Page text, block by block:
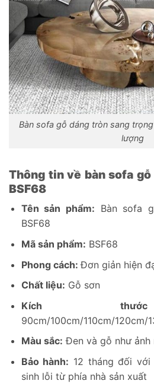
Bàn sofa gỗ dáng tròn sang
lượng
Thông tin về bàn sofa
BSF68
Tên sản phẩm: Bàn sofa
BSF68
Mã sản phẩm: BSF68
Phong cách:Đơn giản hiện
Chất liệu: Gỗ sơn
Kích
90cm/100cm/110cm/120cm/
Màu sắc: Đen và gỗ như ảnh
Bảo hành: 12 tháng đối với
sinh lỗi từ phía nhà sản xuất